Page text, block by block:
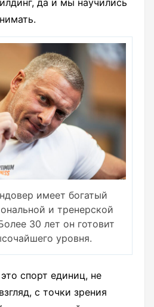
имеет богатый
и тренерской
30 лет он готовит
уровня.
спорт единиц, не
с точки зрения